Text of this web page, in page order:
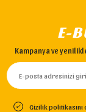
E-
Kampanya ve
Gizilik